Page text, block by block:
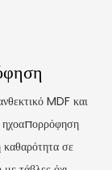
MDF και
ηχοαπορρόφηση
καθαρότητα σε